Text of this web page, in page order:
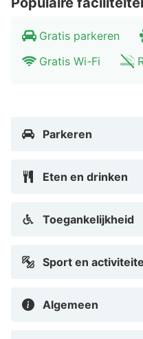
Gratis parkeren
Gratis Wi-Fi
Parkeren
Eten en drinken
Toegankelijkheid
Sport en
Algemeen